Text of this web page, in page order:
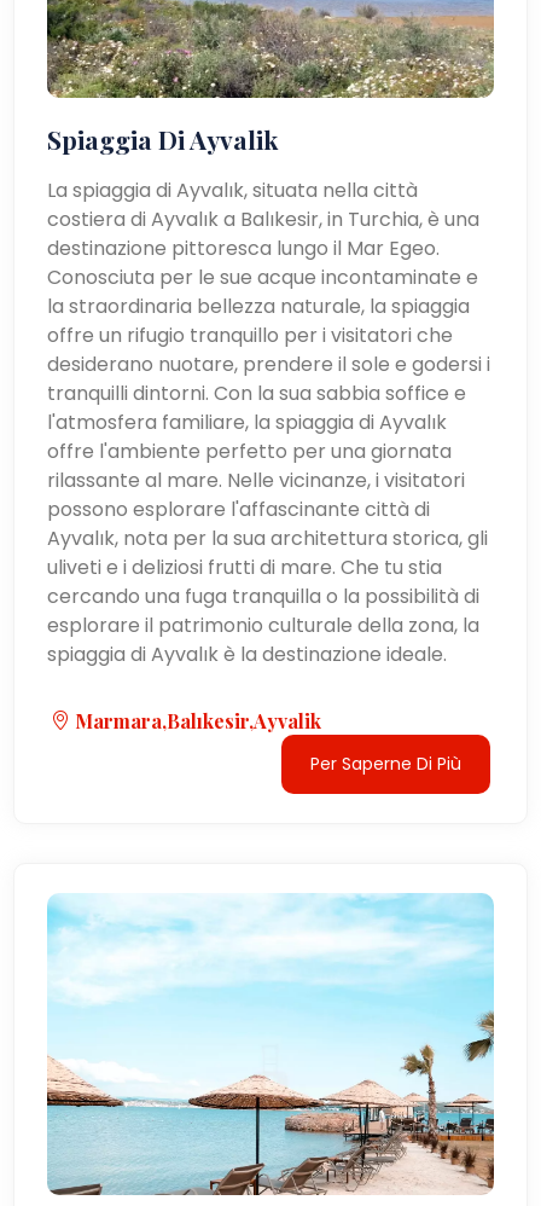
Spiaggia Di Ayvalik
La spiaggia di Ayvalık, situata nella città
costiera di Ayvalık a Balıkesir, in Turchia, è una
destinazione pittoresca lungo il Mar Egeo.
Conosciuta per le sue acque incontaminate e
la straordinaria bellezza naturale, la spiaggia
offre un rifugio tranquillo per i visitatori che
desiderano nuotare, prendere il sole e godersi i
tranquilli dintorni. Con la sua sabbia soffice e
l'atmosfera familiare, la spiaggia di Ayvalık
offre l'ambiente perfetto per una giornata
rilassante al mare. Nelle vicinanze, i visitatori
possono esplorare l'affascinante città di
Ayvalık, nota per la sua architettura storica, gli
uliveti e i deliziosi frutti di mare. Che tu stia
cercando una fuga tranquilla o la possibilità di
esplorare il patrimonio culturale della zona, la
spiaggia di Ayvalık è la destinazione ideale.
Marmara,Balıkesir,Ayvalik
Per Saperne Di Più